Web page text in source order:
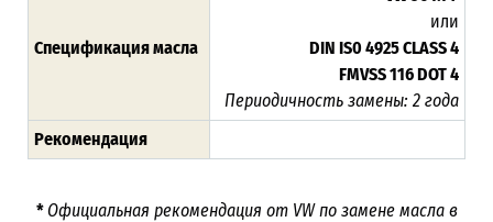
Спецификация масла
или
DIN IS0 4925 CLASS 4
FMVSS 116 DOT 4
Периодичность замены: 2 года
Рекомендация
*Официальная рекомендация от VW по замене масла в